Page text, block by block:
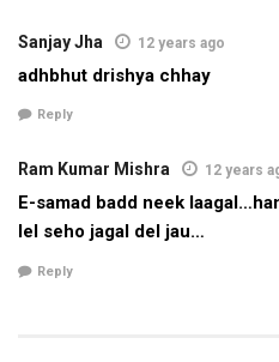
Sanjay Jha 12 years ago
adhbhut drishya chhay
Reply
Ram Kumar Mishra 12 years
E-samad badd neek
lel seho jagal del jau…
Reply